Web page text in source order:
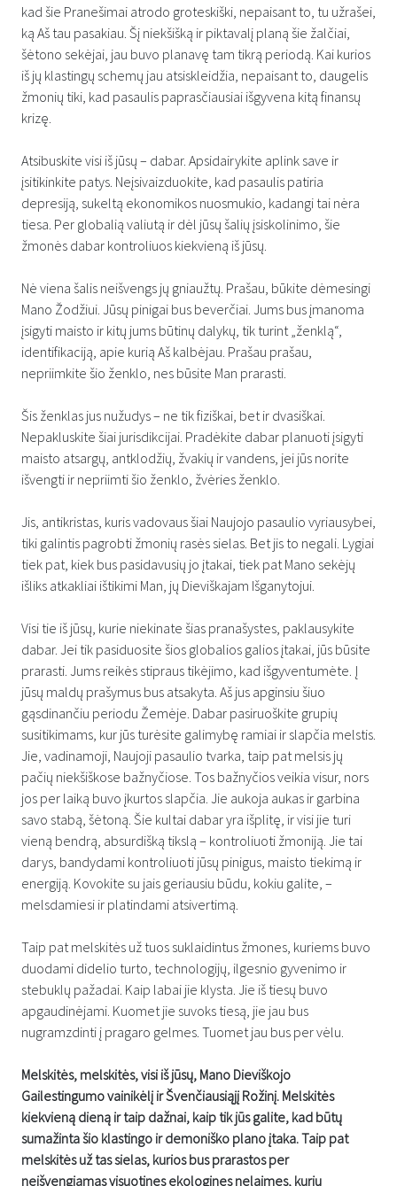
kad šie Pranešimai atrodo groteskiški, nepaisant to, tu užrašei,
ką Aš tau pasakiau. Šį niekšišką ir piktavalį planą šie žalčiai,
šėtono sekėjai, jau buvo planavę tam tikrą periodą. Kai kurios
iš jų klastingų schemų jau atsiskleidžia, nepaisant to, daugelis
žmonių tiki, kad pasaulis paprasčiausiai išgyvena kitą finansų
krizę.
Atsibuskite visi iš jūsų – dabar. Apsidairykite aplink save ir
įsitikinkite patys. Neįsivaizduokite, kad pasaulis patiria
depresiją, sukeltą ekonomikos nuosmukio, kadangi tai nėra
tiesa. Per globalią valiutą ir dėl jūsų šalių įsiskolinimo, šie
žmonės dabar kontroliuos kiekvieną iš jūsų.
Nė viena šalis neišvengs jų gniaužtų. Prašau, būkite dėmesingi
Mano Žodžiui. Jūsų pinigai bus beverčiai. Jums bus įmanoma
įsigyti maisto ir kitų jums būtinų dalykų, tik turint „ženklą“,
identifikaciją, apie kurią Aš kalbėjau. Prašau prašau,
nepriimkite šio ženklo, nes būsite Man prarasti.
Šis ženklas jus nužudys – ne tik fiziškai, bet ir dvasiškai.
Nepakluskite šiai jurisdikcijai. Pradėkite dabar planuoti įsigyti
maisto atsargų, antklodžių, žvakių ir vandens, jei jūs norite
išvengti ir nepriimti šio ženklo, žvėries ženklo.
Jis, antikristas, kuris vadovaus šiai Naujojo pasaulio vyriausybei,
tiki galintis pagrobti žmonių rasės sielas. Bet jis to negali. Lygiai
tiek pat, kiek bus pasidavusių jo įtakai, tiek pat Mano sekėjų
išliks atkakliai ištikimi Man, jų Dieviškajam Išganytojui.
Visi tie iš jūsų, kurie niekinate šias pranašystes, paklausykite
dabar. Jei tik pasiduosite šios globalios galios įtakai, jūs būsite
prarasti. Jums reikės stipraus tikėjimo, kad išgyventumėte. Į
jūsų maldų prašymus bus atsakyta. Aš jus apginsiu šiuo
gąsdinančiu periodu Žemėje. Dabar pasiruoškite grupių
susitikimams, kur jūs turėsite galimybę ramiai ir slapčia melstis.
Jie, vadinamoji, Naujoji pasaulio tvarka, taip pat melsis jų
pačių niekšiškose bažnyčiose. Tos bažnyčios veikia visur, nors
jos per laiką buvo įkurtos slapčia. Jie aukoja aukas ir garbina
savo stabą, šėtoną. Šie kultai dabar yra išplitę, ir visi jie turi
vieną bendrą, absurdišką tikslą – kontroliuoti žmoniją. Jie tai
darys, bandydami kontroliuoti jūsų pinigus, maisto tiekimą ir
energiją. Kovokite su jais geriausiu būdu, kokiu galite, –
melsdamiesi ir platindami atsivertimą.
Taip pat melskitės už tuos suklaidintus žmones, kuriems buvo
duodami didelio turto, technologijų, ilgesnio gyvenimo ir
stebuklų pažadai. Kaip labai jie klysta. Jie iš tiesų buvo
apgaudinėjami. Kuomet jie suvoks tiesą, jie jau bus
nugramzdinti į pragaro gelmes. Tuomet jau bus per vėlu.
Melskitės, melskitės, visi iš jūsų, Mano Dieviškojo
Gailestingumo vainikėlį ir Švenčiausiąjį Rožinį. Melskitės
kiekvieną dieną ir taip dažnai, kaip tik jūs galite, kad būtų
sumažinta šio klastingo ir demoniško plano įtaka. Taip pat
melskitės už tas sielas, kurios bus prarastos per
neišvengiamas visuotines ekologines nelaimes, kurių